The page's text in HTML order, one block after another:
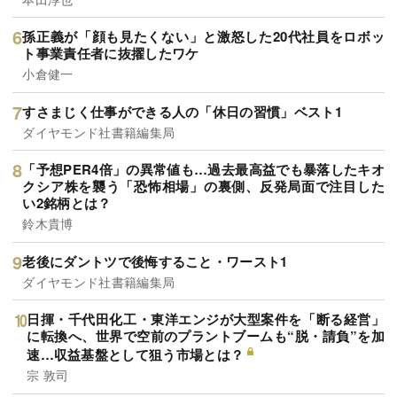
孫正義が「顔も見たくない」と激怒した20代社員をロボッ
ト事業責任者に抜擢したワケ
小倉健一
すさまじく仕事ができる人の「休日の習慣」ベスト1
ダイヤモンド社書籍編集局
「予想PER4倍」の異常値も…過去最高益でも暴落したキオ
クシア株を襲う「恐怖相場」の裏側、反発局面で注目した
い2銘柄とは？
鈴木貴博
老後にダントツで後悔すること・ワースト1
ダイヤモンド社書籍編集局
日揮・千代田化工・東洋エンジが大型案件を「断る経営」
に転換へ、世界で空前のプラントブームも“脱・請負”を加
速…収益基盤として狙う市場とは？
宗 敦司